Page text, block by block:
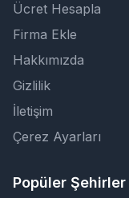
Ücret Hesapla
Firma Ekle
Hakkımızda
Gizlilik
İletişim
Çerez Ayarları
Popüler Şehirler